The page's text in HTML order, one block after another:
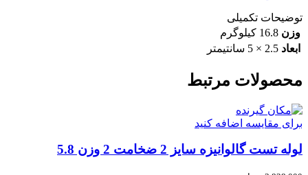
توضیحات تکمیلی
وزن 16.8 کیلوگرم
ابعاد 2.5 × 5 سانتیمتر
محصولات مرتبط
برای مقایسه اضافه کنید
لوله تست گالوانیزه سایز 2 ضخامت 2 وزن 5.8